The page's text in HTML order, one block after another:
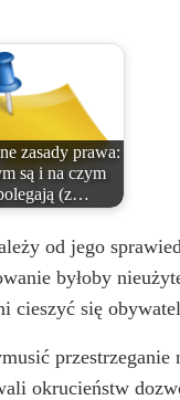
zasady prawa:
są i na czym
(z…
od jego
byłoby
cieszyć się
przestrzeganie
okrucieństw